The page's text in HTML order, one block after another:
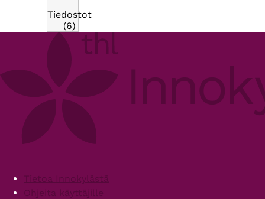
Tiedostot
(6)
FooterTietoa Innokylästä
Ohjeita käyttäjille